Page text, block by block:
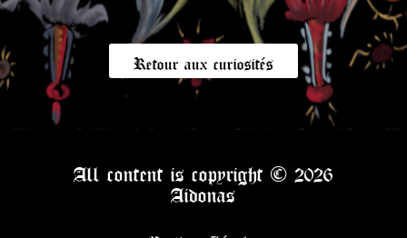
prix :
à
20.00€
Retour aux curiosités
All content is copyright © 2026
Aidonas